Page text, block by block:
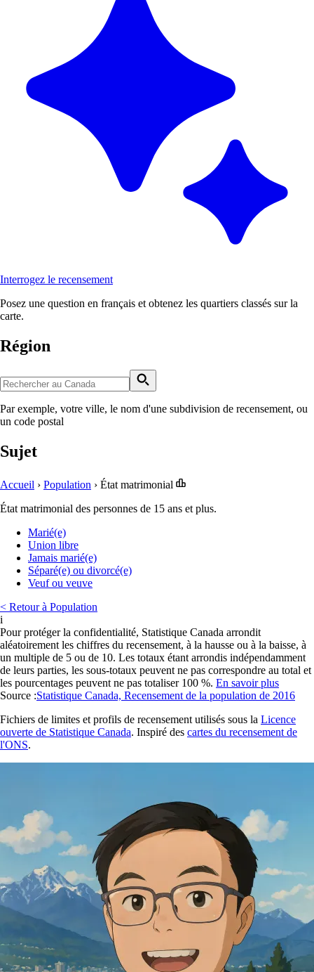
Interrogez le recensement
Posez une question en français et obtenez les quartiers classés sur la
carte.
Région
Par exemple, votre ville, le nom d'une subdivision de recensement, ou
un code postal
Sujet
Accueil › Population › État matrimonial
État matrimonial des personnes de 15 ans et plus.
Marié(e)
Union libre
Jamais marié(e)
Séparé(e) ou divorcé(e)
Veuf ou veuve
< Retour à Population
i
Pour protéger la confidentialité, Statistique Canada arrondit
aléatoirement les chiffres du recensement, à la hausse ou à la baisse, à
un multiple de 5 ou de 10. Les totaux étant arrondis indépendamment
de leurs parties, les sous-totaux peuvent ne pas correspondre au total et
les pourcentages peuvent ne pas totaliser 100 %. En savoir plus
Source :Statistique Canada, Recensement de la population de 2016
Fichiers de limites et profils de recensement utilisés sous la Licence
ouverte de Statistique Canada. Inspiré des cartes du recensement de
l'ONS.